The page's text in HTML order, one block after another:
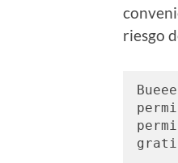
riesgo